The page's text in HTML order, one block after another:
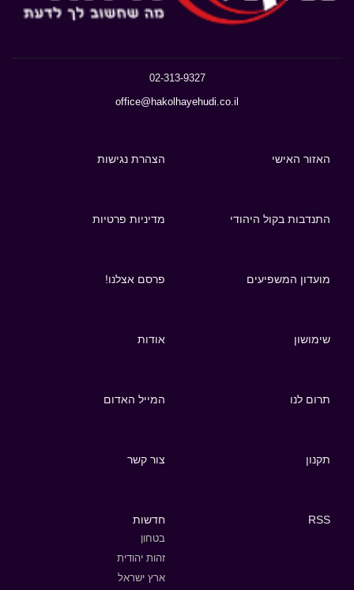
02-313-9327
office@hakolhayehudi.co.il
האזור האישי הצהרת נגישות
התנדבות בקול היהודי מדיניות פרטיות
מועדון המשפיעים פרסם אצלנו!
שימושון אודות
תרום לנו המייל האדום
תקנון צור קשר
RSS חדשות
בטחון
זהות יהודית
ארץ ישראל